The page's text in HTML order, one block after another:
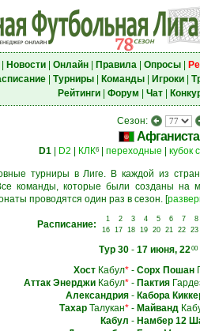
Новости| Онлайн| Правила| Опросы|
| Турниры| Команды| Игроки|
Рейтинги| Форум Чат|
Сезон:
D1 D2 КЛК6 переходные кубок
турниры в Лиге. В каждой из
команды, которые были созданы на
проводятся один раз в сезон. [
Расписание: 1 2 3 4 5 6 7
8
16
17 18 19 20 21 22 23
Тур 30- 17 июня, 2200
ХостКабул*- Сорх Пошан
Аттак ЭнерджиКабул*- Пактия
Александрия- Кабора
ТахарТалукан*- Майванд
Кабул - Намбер 12